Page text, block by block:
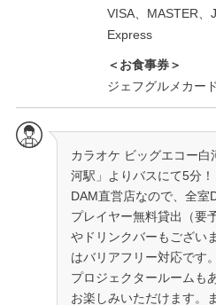
カラオケ ビッグエコー白
河駅」よりバスにて5分！
DAM直営店なので、全室
プレイヤー無料貸出（要
やドリンクバーもござい
はバリアフリー対応です。
プロジェクタールームも
お楽しみいただけます。
VISA、MASTER
Express
＜お食事券＞
ジェフグルメカード